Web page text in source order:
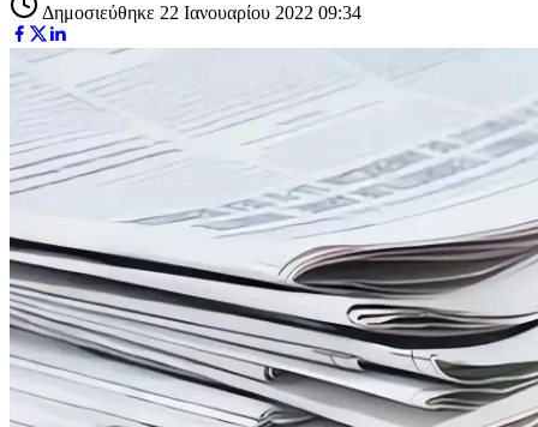
Δημοσιεύθηκε 22 Ιανουαρίου 2022 09:34